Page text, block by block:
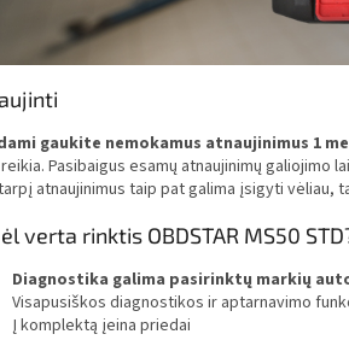
gaukite nemokamus atnaujinimus 1
Pasibaigus esamų atnaujinimų galiojimo
atnaujinimus taip pat galima įsigyti vėliau,
verta rinktis OBDSTAR MS50
Diagnostika galima pasirinktų markių
Visapusiškos diagnostikos ir aptarnavimo
Į komplektą įeina priedai